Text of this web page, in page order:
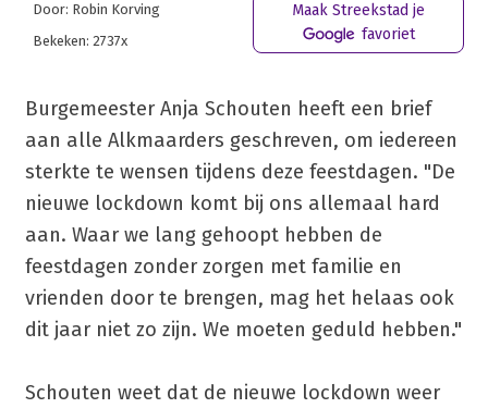
Door: Robin Korving
Bekeken: 2737x
Maak Streekstad je
favoriet
Burgemeester Anja Schouten heeft een brief
aan alle Alkmaarders geschreven, om iedereen
sterkte te wensen tijdens deze feestdagen. "De
nieuwe lockdown komt bij ons allemaal hard
aan. Waar we lang gehoopt hebben de
feestdagen zonder zorgen met familie en
vrienden door te brengen, mag het helaas ook
dit jaar niet zo zijn. We moeten geduld hebben."
Schouten weet dat de nieuwe lockdown weer